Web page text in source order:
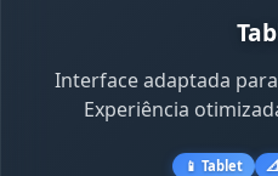
Interface adaptada
Experiência
📱 Tablet